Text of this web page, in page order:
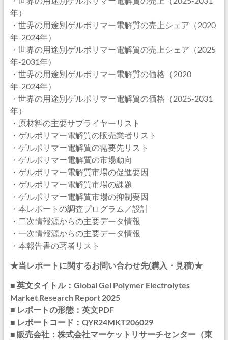
年）
・世界の用途別ゲルポリマー電解質の売上シェア（2020
年-2024年）
・世界の用途別ゲルポリマー電解質の売上シェア（2025
年-2031年）
・世界の用途別ゲルポリマー電解質の価格（2020
年-2024年）
・世界の用途別ゲルポリマー電解質の価格（2025-2031
年）
・原材料の主要サプライヤーリスト
・ゲルポリマー電解質の販売業者リスト
・ゲルポリマー電解質の需要先リスト
・ゲルポリマー電解質の市場動向
・ゲルポリマー電解質市場の促進要因
・ゲルポリマー電解質市場の課題
・ゲルポリマー電解質市場の抑制要因
・本レポートの調査プログラム／設計
・二次情報源からの主要データ情報
・一次情報源からの主要データ情報
・本報告書の著者リスト
★当レポートに関するお問い合わせ先(購入・見積)★
■ 英文タイトル：Global Gel Polymer Electrolytes
Market Research Report 2025
■ レポートの形態：英文PDF
■ レポートコード：QYR24MKT206029
■ 販売会社：株式会社マーケットリサーチセンター（東